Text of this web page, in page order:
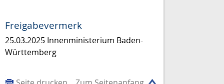
Freigabevermerk
25.03.2025 Innenministerium Baden-
Württemberg